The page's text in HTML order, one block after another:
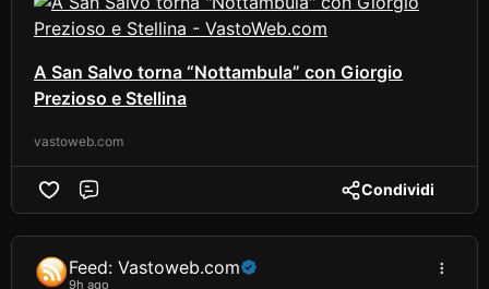
A San Salvo torna “Nottambula” con Giorgio
Prezioso e Stellina
vastoweb.com
Condividi
Feed: Vastoweb.com
9h ago